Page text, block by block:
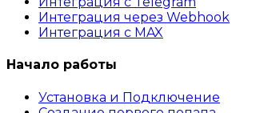
Интеграция через Webhook
Интеграция с MAX
Начало работы
Установка и Подключение